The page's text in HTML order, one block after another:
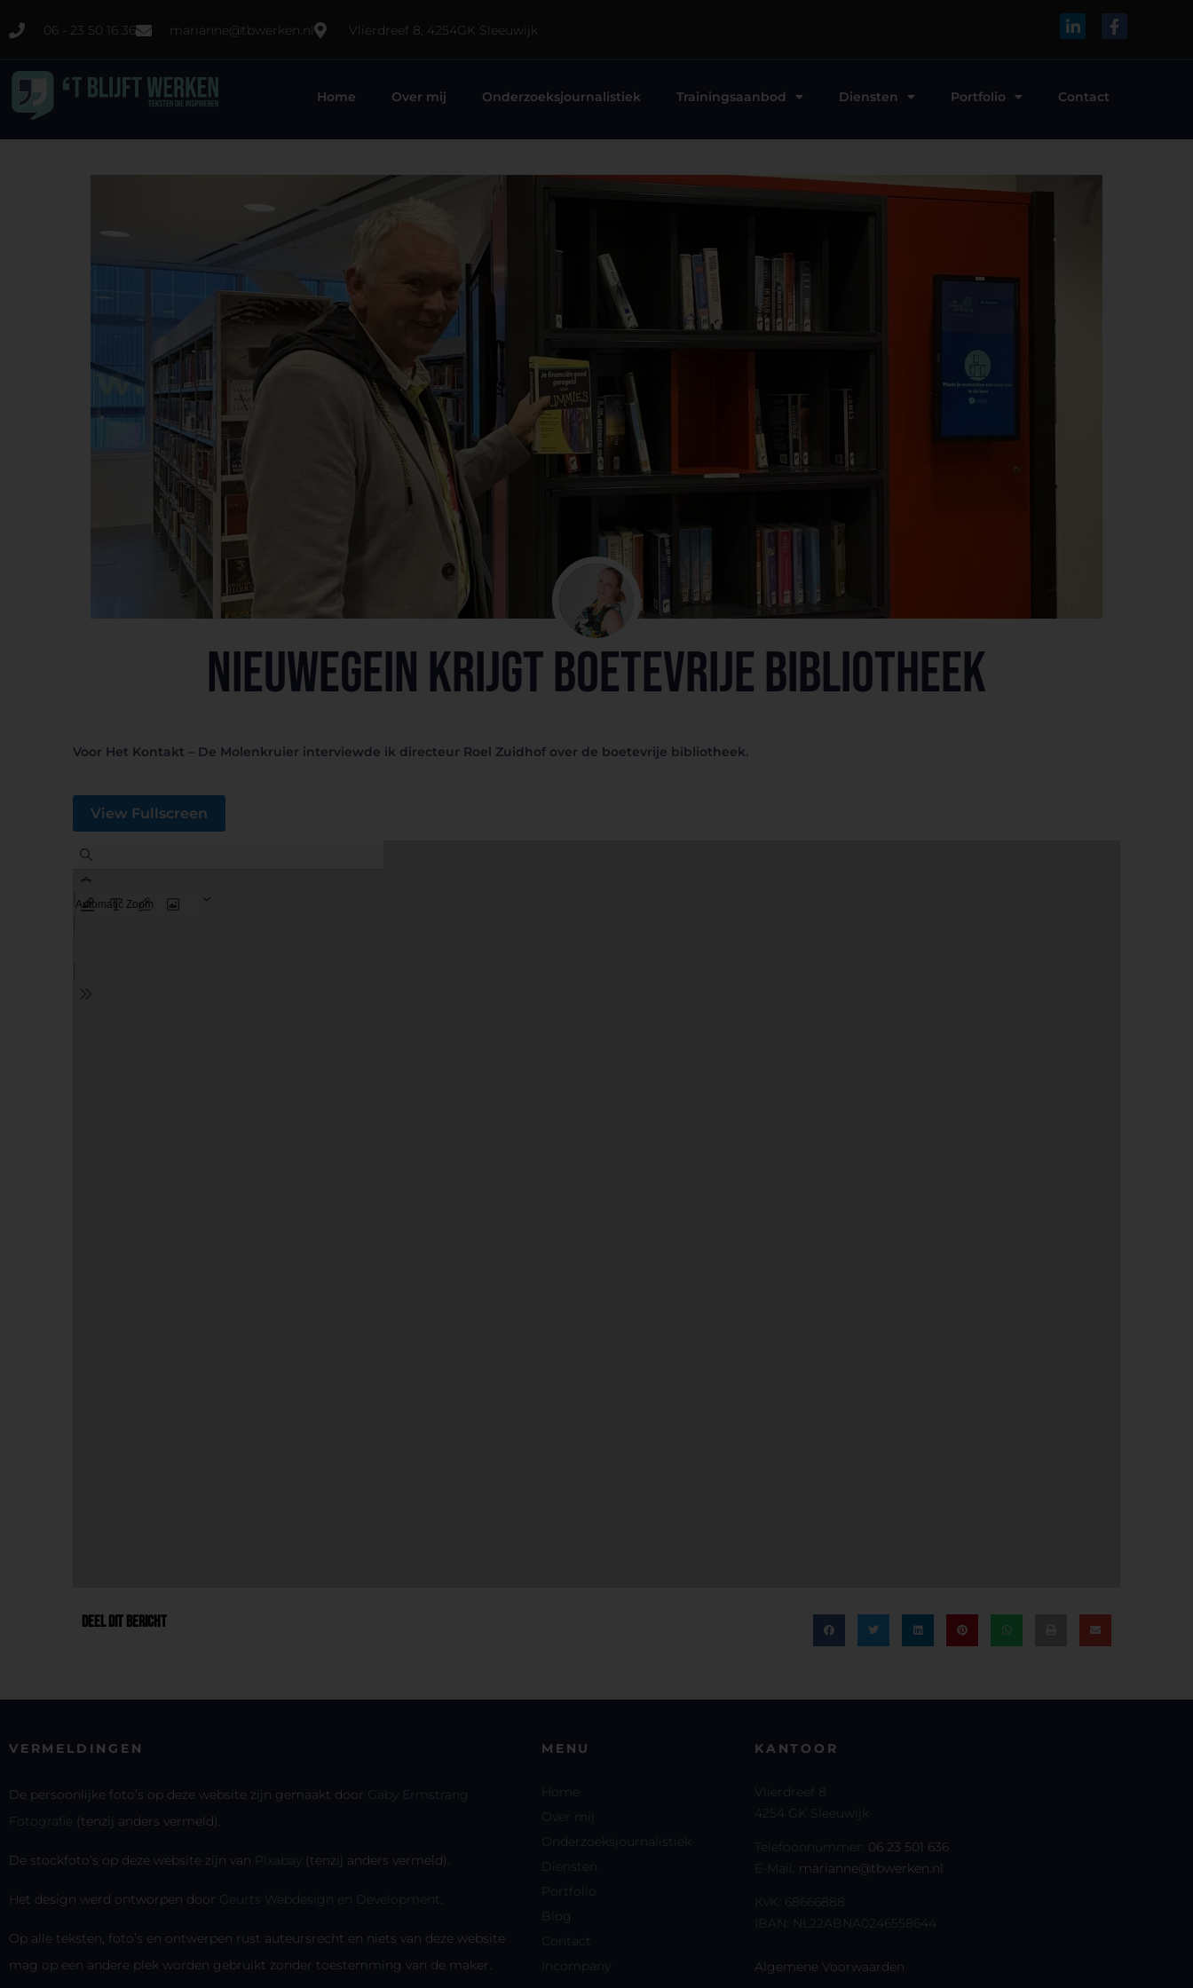
06 - 23 50 16 36 marianne@tbwerken.nl Vlierdreef 8, 4254GK Sleeuwijk
Home Over mij Onderzoeksjournalistiek Trainingsaanbod Diensten Portfolio Contact
Nieuwegein krijgt boetevrije bibliotheek
Voor Het Kontakt – De Molenkruier interviewde ik directeur Roel Zuidhof over de boetevrije bibliotheek.
View Fullscreen
DEEL DIT BERICHT
VERMELDINGEN
De persoonlijke foto’s op deze website zijn gemaakt door Gaby Ermstrang
Fotografie (tenzij anders vermeld).
De stockfoto’s op deze website zijn van Pixabay (tenzij anders vermeld).
Het design werd ontworpen door Geurts Webdesign en Development .
Op alle teksten, foto’s en ontwerpen rust auteursrecht en niets van deze website
mag op een andere plek worden gebruikt zonder toestemming van de maker.
MENU
Home
Over mij
Onderzoeksjournalistiek
Diensten
Portfolio
Blog
Contact
Incompany
KANTOOR
Vlierdreef 8
4254 GK Sleeuwijk
Telefoonnummer: 06 23 501 636
E-Mail: marianne@tbwerken.nl
KvK: 68666888
IBAN: NL22ABNA0246558644
Algemene Voorwaarden